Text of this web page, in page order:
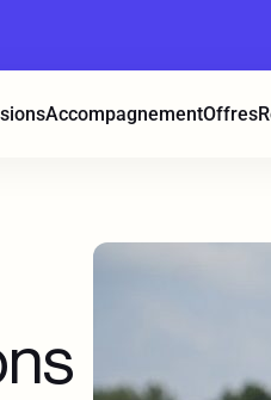
AccompagnementOffres